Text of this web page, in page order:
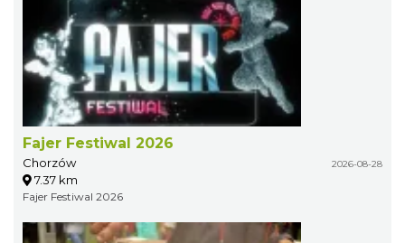
Fajer Festiwal 2026
Chorzów 2026-08-28
7.37 km
Fajer Festiwal 2026